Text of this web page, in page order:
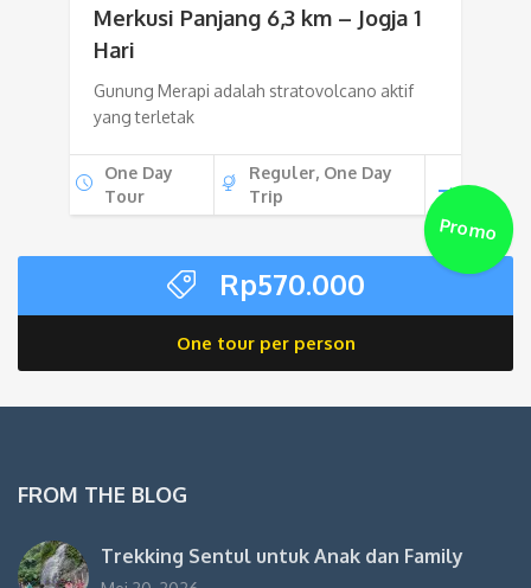
Merkusi Panjang 6,3 km – Jogja 1
Hari
Gunung Merapi adalah stratovolcano aktif
yang terletak
One Day
Tour
Reguler, One Day
Trip
Rp570.000
One tour per person
Promo
FROM THE BLOG
Trekking Sentul untuk Anak dan Family